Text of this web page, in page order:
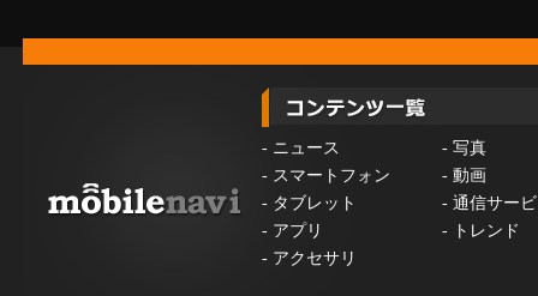
- ニュース - 写真
- スマートフォン - 動画
- タブレット - 通信サー
- アプリ -
トレンド
- アクセサリ